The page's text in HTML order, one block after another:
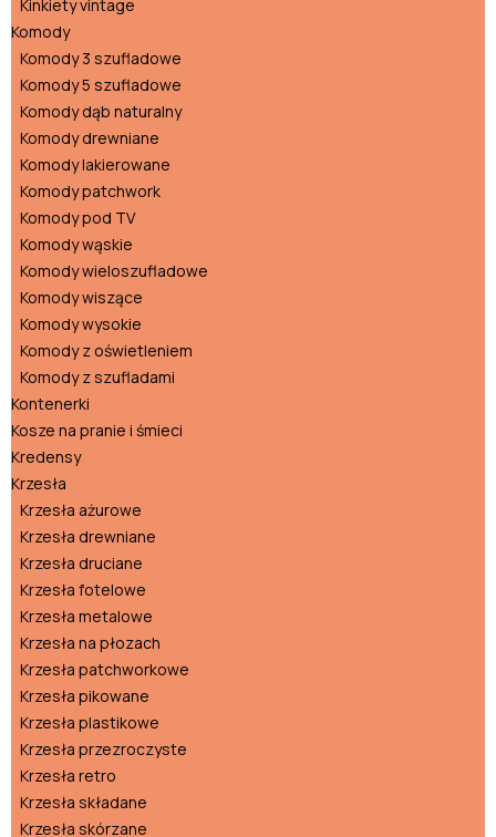
Kinkiety vintage
Komody
Komody 3 szufladowe
Komody 5 szufladowe
Komody dąb naturalny
Komody drewniane
Komody lakierowane
Komody patchwork
Komody pod TV
Komody wąskie
Komody wieloszufladowe
Komody wiszące
Komody wysokie
Komody z oświetleniem
Komody z szufladami
Kontenerki
Kosze na pranie i śmieci
Kredensy
Krzesła
Krzesła ażurowe
Krzesła drewniane
Krzesła druciane
Krzesła fotelowe
Krzesła metalowe
Krzesła na płozach
Krzesła patchworkowe
Krzesła pikowane
Krzesła plastikowe
Krzesła przezroczyste
Krzesła retro
Krzesła składane
Krzesła skórzane